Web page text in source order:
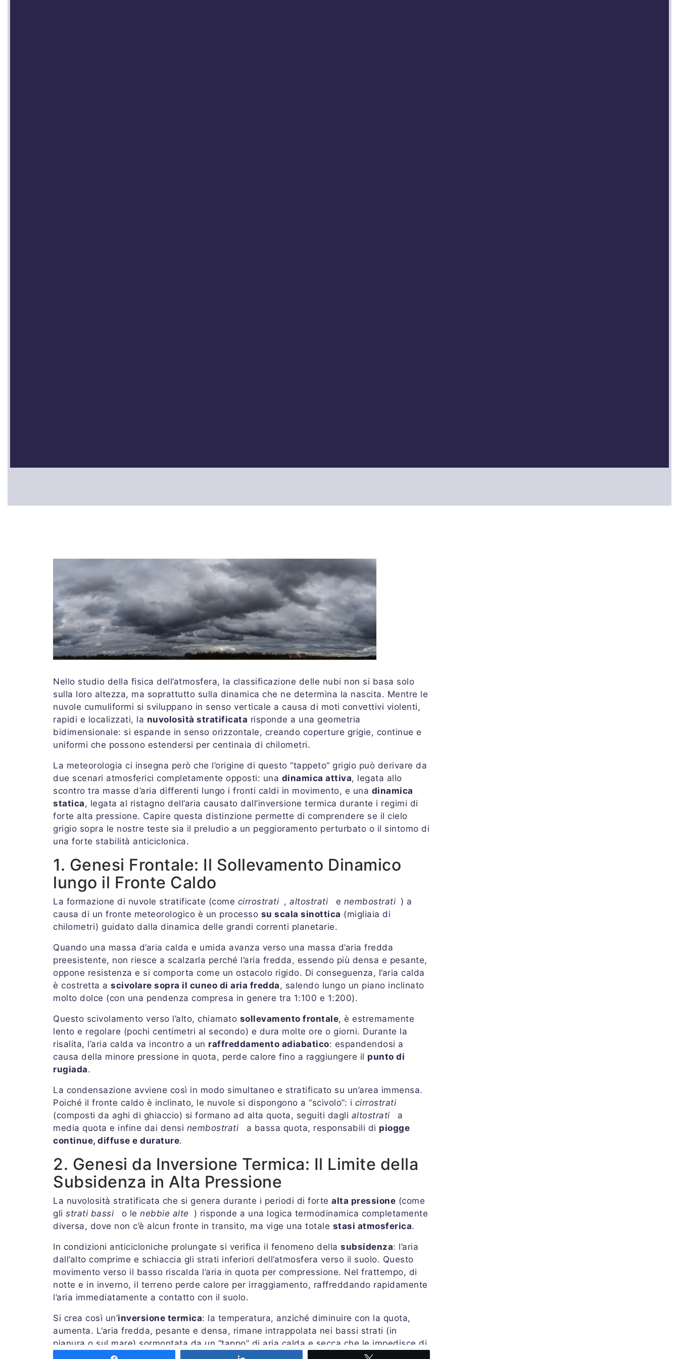
Nello studio della fisica dell’atmosfera, la classificazione delle nubi non si basa solo
sulla loro altezza, ma soprattutto sulla dinamica che ne determina la nascita. Mentre le
nuvole cumuliformi si sviluppano in senso verticale a causa di moti convettivi violenti,
rapidi e localizzati, la nuvolosità stratificata risponde a una geometria
bidimensionale: si espande in senso orizzontale, creando coperture grigie, continue e
uniformi che possono estendersi per centinaia di chilometri.
La meteorologia ci insegna però che l’origine di questo “tappeto” grigio può derivare da
due scenari atmosferici completamente opposti: una dinamica attiva, legata allo
scontro tra masse d’aria differenti lungo i fronti caldi in movimento, e una dinamica
statica , legata al ristagno dell’aria causato dall’inversione termica durante i regimi di
forte alta pressione. Capire questa distinzione permette di comprendere se il cielo
grigio sopra le nostre teste sia il preludio a un peggioramento perturbato o il sintomo di
una forte stabilità anticiclonica.
1. Genesi Frontale: Il Sollevamento Dinamico
lungo il Fronte Caldo
La formazione di nuvole stratificate (come cirrostrati , altostrati e nembostrati ) a
causa di un fronte meteorologico è un processo su scala sinottica (migliaia di
chilometri) guidato dalla dinamica delle grandi correnti planetarie.
Quando una massa d’aria calda e umida avanza verso una massa d’aria fredda
preesistente, non riesce a scalzarla perché l’aria fredda, essendo più densa e pesante,
oppone resistenza e si comporta come un ostacolo rigido. Di conseguenza, l’aria calda
è costretta a scivolare sopra il cuneo di aria fredda , salendo lungo un piano inclinato
molto dolce (con una pendenza compresa in genere tra 1:100 e 1:200).
Questo scivolamento verso l’alto, chiamato sollevamento frontale, è estremamente
lento e regolare (pochi centimetri al secondo) e dura molte ore o giorni. Durante la
risalita, l’aria calda va incontro a un raffreddamento adiabatico: espandendosi a
causa della minore pressione in quota, perde calore fino a raggiungere il punto di
rugiada.
La condensazione avviene così in modo simultaneo e stratificato su un’area immensa.
Poiché il fronte caldo è inclinato, le nuvole si dispongono a “scivolo”: i cirrostrati
(composti da aghi di ghiaccio) si formano ad alta quota, seguiti dagli altostrati
a
media quota e infine dai densi nembostrati a bassa quota, responsabili di piogge
continue, diffuse e durature.
2. Genesi da Inversione Termica: Il Limite della
Subsidenza in Alta Pressione
La nuvolosità stratificata che si genera durante i periodi di forte alta pressione (come
gli strati bassi o le nebbie alte
) risponde a una logica termodinamica completamente
diversa, dove non c’è alcun fronte in transito, ma vige una totale stasi atmosferica.
In condizioni anticicloniche prolungate si verifica il fenomeno della subsidenza: l’aria
dall’alto comprime e schiaccia gli strati inferiori dell’atmosfera verso il suolo. Questo
movimento verso il basso riscalda l’aria in quota per compressione. Nel frattempo, di
notte e in inverno, il terreno perde calore per irraggiamento, raffreddando rapidamente
l’aria immediatamente a contatto con il suolo.
Si crea così un’inversione termica: la temperatura, anziché diminuire con la quota,
aumenta. L’aria fredda, pesante e densa, rimane intrappolata nei bassi strati (in
pianura o sul mare) sormontata da un “tappo” di aria calda e secca che le impedisce di